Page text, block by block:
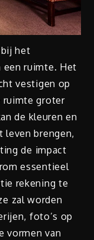
het
een ruimte. Het
vestigen op
ruimte groter
de kleuren en
leven brengen,
de impact
essentieel
rekening te
zal worden
foto’s op
vormen van